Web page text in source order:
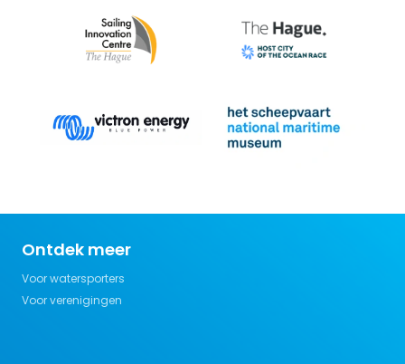
Ontdek meer
Voor watersporters
Voor verenigingen